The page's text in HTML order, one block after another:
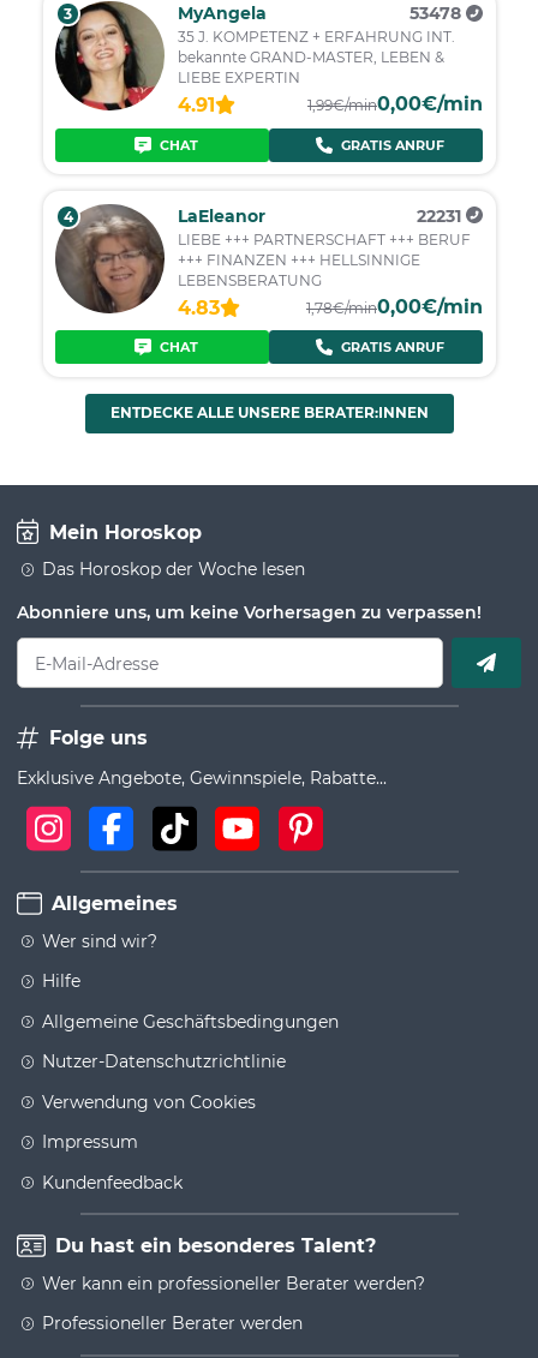
3 MyAngela 53478
35 J. KOMPETENZ + ERFAHRUNG INT.
bekannte GRAND-MASTER, LEBEN &
LIEBE EXPERTIN
4.91 1,99€/min0,00€/min
CHAT GRATIS ANRUF
4 LaEleanor 22231
LIEBE +++ PARTNERSCHAFT +++ BERUF
+++ FINANZEN +++ HELLSINNIGE
LEBENSBERATUNG
4.83 1,78€/min0,00€/min
CHAT GRATIS ANRUF
ENTDECKE ALLE UNSERE BERATER:INNEN
Mein Horoskop
Das Horoskop der Woche lesen
Abonniere uns, um keine Vorhersagen zu verpassen!
E-Mail-Adresse
Folge uns
Exklusive Angebote, Gewinnspiele, Rabatte...
Allgemeines
Wer sind wir?
Hilfe
Allgemeine Geschäftsbedingungen
Nutzer-Datenschutzrichtlinie
Verwendung von Cookies
Impressum
Kundenfeedback
Du hast ein besonderes Talent?
Wer kann ein professioneller Berater werden?
Professioneller Berater werden